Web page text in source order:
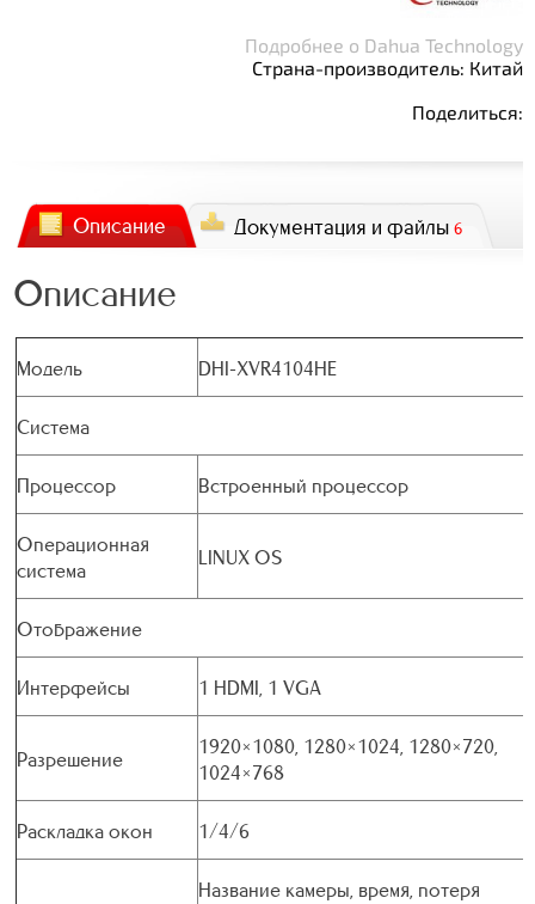
Подробнее о Dahua Technology
Страна-производитель: Китай
Поделиться:
Описание Документация и файлы 6
Описание
Модель DHI-XVR4104HE
Система
Процессор Встроенный процессор
Операционная
система
LINUX OS
Отображение
Интерфейсы 1 HDMI, 1 VGA
Разрешение
1920×1080, 1280×1024, 1280×720,
1024×768
Раскладка окон 1/4/6
Название камеры, время, потеря